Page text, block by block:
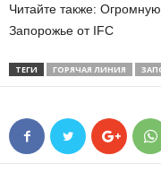
Читайте также:
Запорожье от IFC
ТЕГИ ГОРЯЧАЯ ЛИНИЯ